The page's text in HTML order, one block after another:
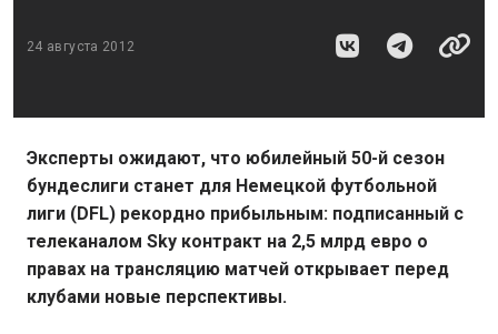
24 августа 2012
Эксперты ожидают, что юбилейный 50-й сезон
бундеслиги станет для Немецкой футбольной
лиги (DFL) рекордно прибыльным: подписанный с
телеканалом Sky контракт на 2,5 млрд евро о
правах на трансляцию матчей открывает перед
клубами новые перспективы.